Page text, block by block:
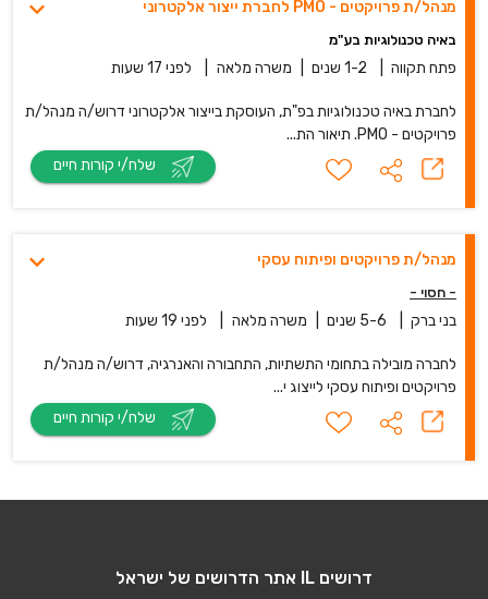
מנהל/ת פרויקטים - PMO לחברת ייצור אלקטרוני
באיה טכנולוגיות בע"מ
פתח תקווה 1-2 שנים משרה מלאה לפני 17 שעות
לחברת באיה טכנולוגיות בפ"ת, העוסקת בייצור אלקטרוני דרוש/ה מנהל/ת
פרויקטים - PMO. תיאור הת...
מנהל/ת פרויקטים ופיתוח עסקי
- חסוי -
בני ברק 5-6 שנים משרה מלאה לפני 19 שעות
לחברה מובילה בתחומי התשתיות, התחבורה והאנרגיה, דרוש/ה מנהל/ת
פרויקטים ופיתוח עסקי לייצוג י...
דרושים IL אתר הדרושים של ישראל